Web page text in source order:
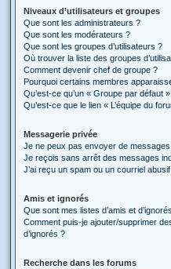
Niveaux d’utilisateurs et groupes
Que sont les administrateurs ?
Que sont les modérateurs ?
Que sont les groupes d’utilisateurs ?
Où trouver la liste des groupes
Comment devenir chef de groupe ?
Pourquoi certains membres
Qu’est-ce qu’un « Groupe par défaut
Qu’est-ce que le lien « L’équipe du
Messagerie privée
Je ne peux pas envoyer de
Je reçois sans arrêt des messages
J’ai reçu un spam ou un courriel
Amis et ignorés
Que sont mes listes d’amis et
Comment puis-je ajouter/supprimer
d’ignorés ?
Recherche dans les forums